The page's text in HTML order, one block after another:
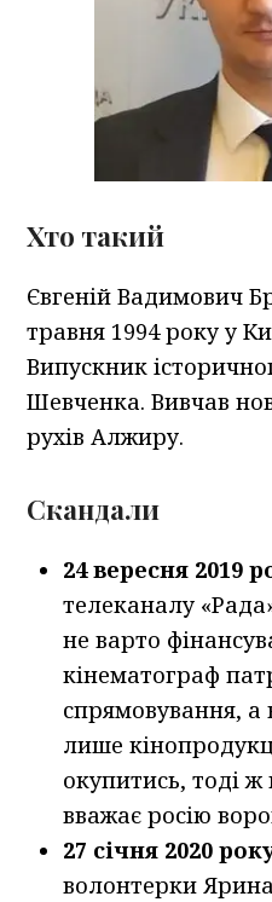
Хто такий
Євгеній Вадимович
травня 1994 року у
Випускник
Шевченка. Вивчав
рухів Алжиру.
Скандали
24 вересня 2019
телеканалу
не варто
кінематограф
спрямовування, а
лише
окупитись, тоді ж
вважає росію
27 січня 2020
волонтерки